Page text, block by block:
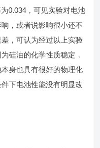
0.034，可见实验对电池
，或者说影响很小还不
，可认为经过以上实验
硅油的化学性质稳定，
身也具有很好的物理化
下电池性能没有明显改